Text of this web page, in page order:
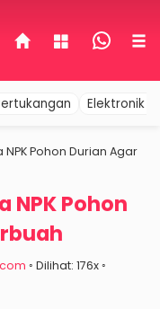
Elektronik
Pohon Durian Agar
NPK Pohon
◦ Dilihat: 176x ◦